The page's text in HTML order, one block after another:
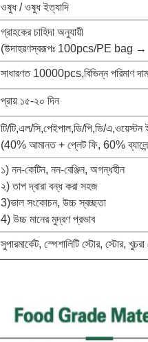
ওষুধ / ওষুধ ইত্যাদি
গ্রাহকের চাহিদা অনুযায়ী
(উদাহরণস্বরূপঃ 100pcs/PE
সাধারণত 10000pcs,বিভিন্ন পরিমাণ
প্রায় ১৫-২০ দিন
টি/টি,এল/সি,পেইপাল,ডি/পি,ডি/এ,ওয়েস্টন
(40% আমানত + প্লেট ফি, 60%
১) নন-কেটিন, নন-বেঞ্জিন, অগন্ধহীন
২) তাপ দ্বারা বন্ধ করা সহজ
3)ভাল সংকোচন, উচ্চ স্বচ্ছতা
4) উচ্চ মানের মুদ্রণ প্রভাব
সুপারমার্কেট, স্পেশালিটি স্টোর, স্টোর,